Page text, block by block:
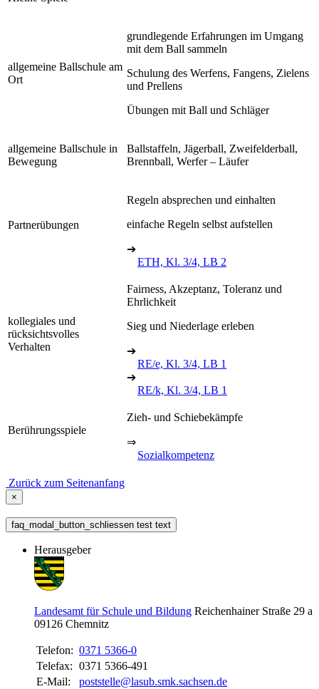
allgemeine Ballschule am
Ort
grundlegende Erfahrungen im Umgang
mit dem Ball sammeln
Schulung des Werfens, Fangens, Zielens
und Prellens
Übungen mit Ball und Schläger
allgemeine Ballschule in
Bewegung
Ballstaffeln, Jägerball, Zweifelderball,
Brennball, Werfer – Läufer
Partnerübungen
Regeln absprechen und einhalten
einfache Regeln selbst aufstellen
➔
ETH, Kl. 3/4, LB 2
kollegiales und
rücksichtsvolles
Verhalten
Fairness, Akzeptanz, Toleranz und
Ehrlichkeit
Sieg und Niederlage erleben
➔
RE/e, Kl. 3/4, LB 1
➔
RE/k, Kl. 3/4, LB 1
Berührungsspiele
Zieh- und Schiebekämpfe
⇒
Sozialkompetenz
Zurück zum Seitenanfang
×
faq_modal_button_schliessen test text
Herausgeber
Landesamt für Schule und Bildung Reichenhainer Straße 29 a
09126 Chemnitz
Telefon: 0371 5366-0
Telefax: 0371 5366-491
E-Mail:
poststelle@lasub.smk.sachsen.de